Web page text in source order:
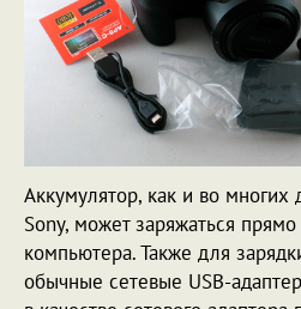
Аккумулятор, как и во многих
Sony, может заряжаться
компьютера. Также для
обычные сетевые USB-